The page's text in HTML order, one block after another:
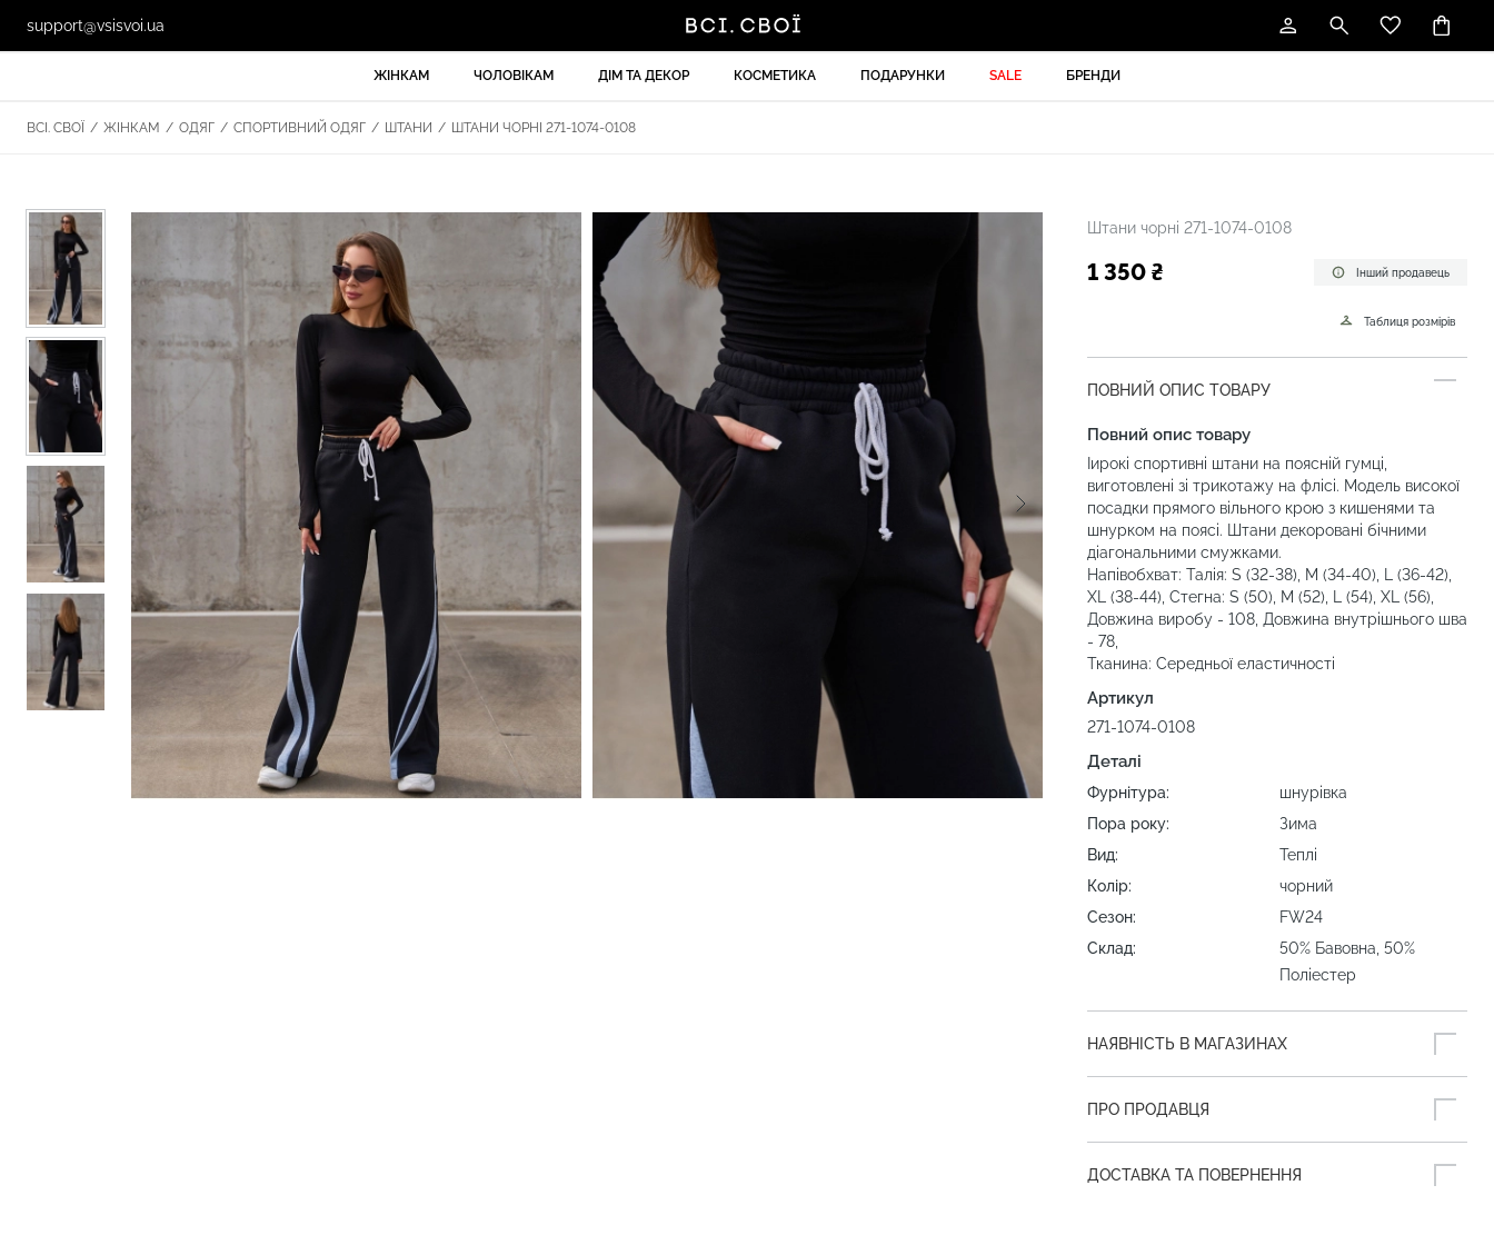
support@vsisvoi.ua
ЖІНКАМ ЧОЛОВІКАМ ДІМ ТА ДЕКОР КОСМЕТИКА ПОДАРУНКИ SALE БРЕНДИ
ВСІ. СВОЇ / ЖІНКАМ / ОДЯГ / СПОРТИВНИЙ ОДЯГ / ШТАНИ / ШТАНИ ЧОРНІ 271-1074-0108
Штани чорні 271-1074-0108
1 350 ₴ Інший продавець
Таблиця розмірів
ПОВНИЙ ОПИС ТОВАРУ
Повний опис товару
Iирокі спортивні штани на поясній гумці,
виготовлені зі трикотажу на флісі. Модель високої
посадки прямого вільного крою з кишенями та
шнурком на поясі. Штани декоровані бічними
діагональними смужками.
Напівобхват: Талія: S (32-38), M (34-40), L (36-42),
XL (38-44), Стегна: S (50), M (52), L (54), XL (56),
Довжина виробу - 108, Довжина внутрішнього шва
- 78,
Тканина: Середньої еластичності
Артикул
271-1074-0108
Деталі
Фурнітура:
шнурівка
Пора року:
Зима
Вид:
Теплі
Колір:
чорний
Сезон:
FW24
Склад:
50% Бавовна, 50%
Поліестер
НАЯВНІСТЬ В МАГАЗИНАХ
ПРО ПРОДАВЦЯ
ДОСТАВКА ТА ПОВЕРНЕННЯ